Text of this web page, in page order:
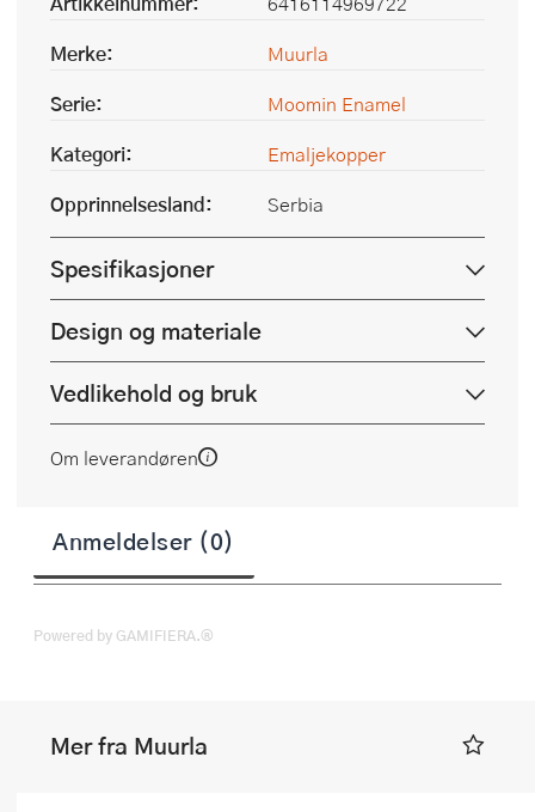
Merke:
Muurla
Serie:
Moomin Enamel
Kategori:
Emaljekopper
Opprinnelsesland:
Serbia
Spesifikasjoner
Design og materiale
Vedlikehold og bruk
Om leverandøren
Anmeldelser (0)
Powered by GAMIFIERA.®
Mer fra Muurla